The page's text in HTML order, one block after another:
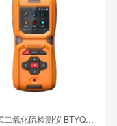
便携式二氧化硫检测仪 BTYQ-MS600-SO2